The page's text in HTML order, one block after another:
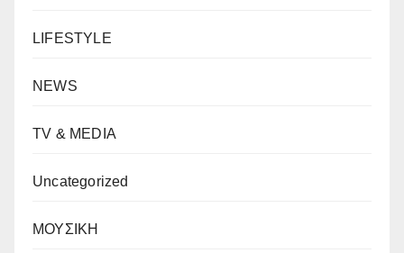
LIFESTYLE
NEWS
TV & MEDIA
Uncategorized
ΜΟΥΣΙΚΗ